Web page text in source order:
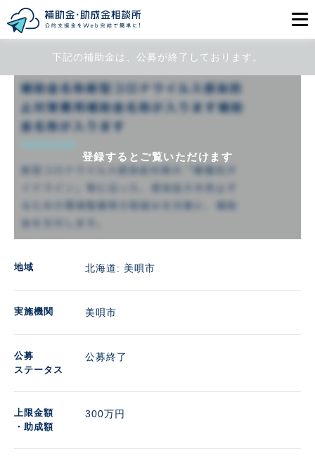
目的から探す
エリアから探す
会員登録 ログイン
下記の補助金は、公募が終了しております。
登録するとご覧いただけます
地域 北海道: 美唄市
実施機関 美唄市
公募
ステータス
公募終了
上限金額
・助成額
300万円